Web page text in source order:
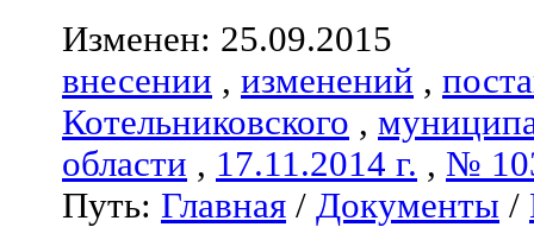
Изменен: 25.09.2015
внесении , изменений ,
Котельниковского ,
области , 17.11.2014 г. , №
Путь: Главная / Документы /